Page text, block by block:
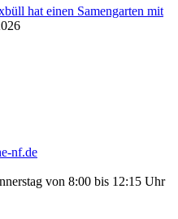
hat einen Samengarten mit
nf.de
von 8:00 bis 12:15 Uhr